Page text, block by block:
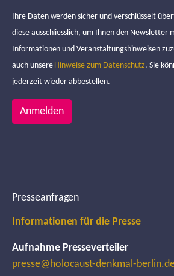
Ihre Daten werden sicher und verschlüsselt
diese ausschliesslich, um Ihnen den Newsletter
Informationen und Veranstaltungshinweisen
auch unsere Hinweise zum Datenschutz. Sie
jederzeit wieder abbestellen.
Anmelden
Presseanfragen
Informationen für die Presse
Aufnahme Presseverteiler
presse@holocaust-denkmal-